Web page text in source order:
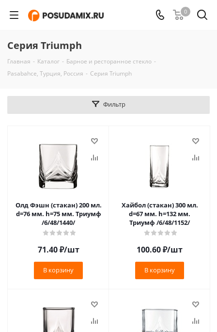
0
Серия Triumph
Главная - Каталог - Барное и ресторанное стекло -
Pasabahce, Турция, Россия - Серия Triumph
Фильтр
Олд Фэшн (стакан) 200 мл.
d=76 мм. h=75 мм. Триумф
/6/48/1440/
71.40₽/шт
В корзину
Хайбол (стакан) 300 мл.
d=67 мм. h=132 мм.
Триумф /6/48/1152/
100.60₽/шт
В корзину